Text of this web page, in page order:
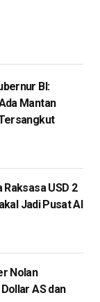
BI:
Mantan
Raksasa USD 2
Jadi Pusat AI
Nolan
AS dan